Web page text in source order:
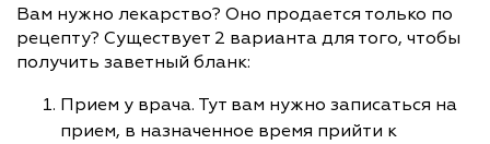
Вам нужно лекарство? Оно продается только по
рецепту? Существует 2 варианта для того, чтобы
получить заветный бланк:
Прием у врача. Тут вам нужно записаться на
прием, в назначенное время прийти к